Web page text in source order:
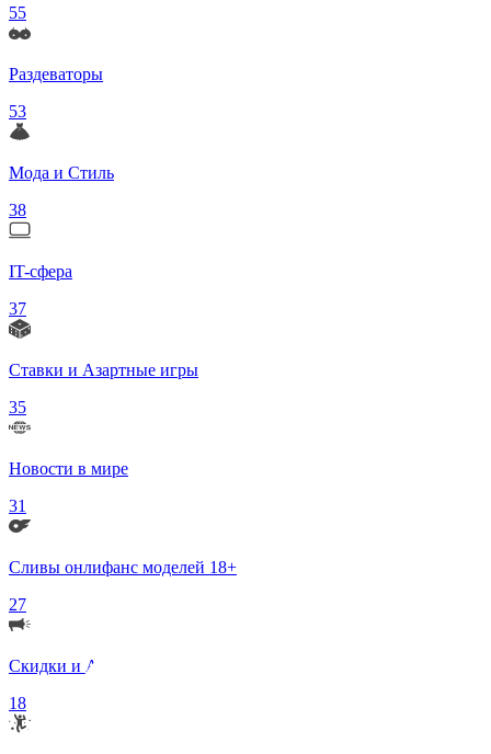
55
Раздеваторы
53
Мода и Стиль
38
IT-сфера
37
Ставки и Азартные игры
35
Новости в мире
31
Сливы онлифанс моделей 18+
27
Скидки и Акции
18